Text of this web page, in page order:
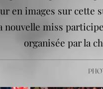
en images sur cette
nouvelle miss
organisée par la